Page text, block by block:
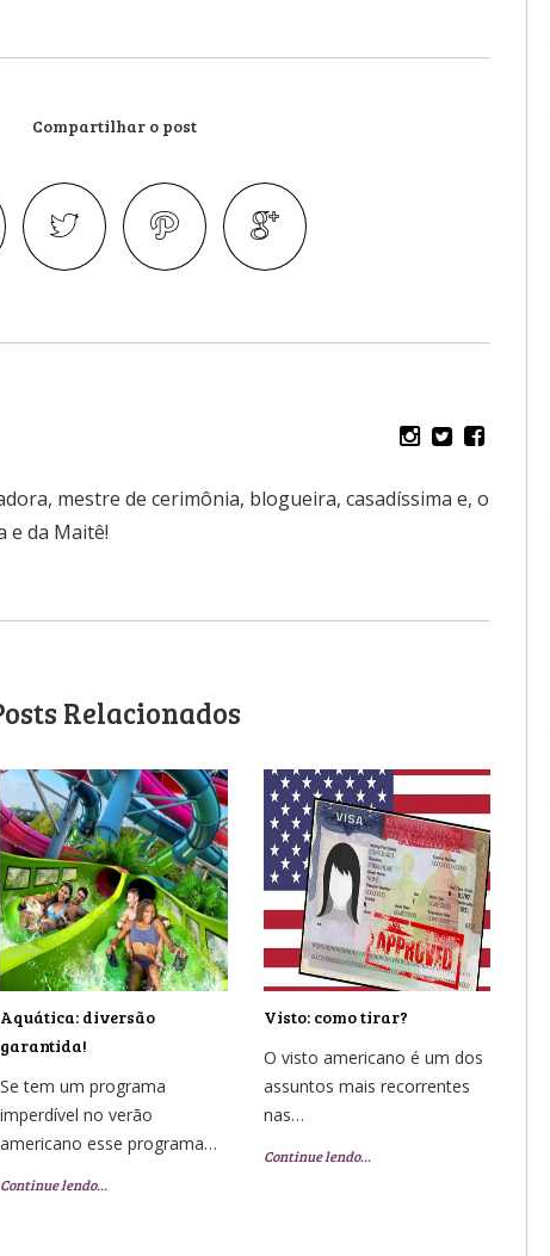
Compartilhar o post
mestre de cerimônia, blogueira, casadíssima e, o
e da Maitê!
Relacionados
Aquática: diversão
garantida!
Se tem um programa
imperdível no verão
americano esse programa…
Continue lendo…
Visto: como tirar?
O visto americano é um dos
assuntos mais recorrentes
nas…
Continue lendo…